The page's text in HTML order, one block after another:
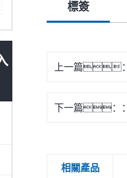
標簽
上一篇：
下一篇：
相關產品